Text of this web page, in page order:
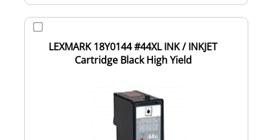
LEXMARK 18Y0144 #44XL INK / INKJET
Cartridge Black High Yield